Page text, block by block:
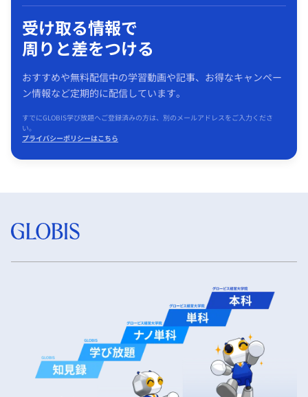
受け取る情報で
周りと差をつける
おすすめや無料配信中の学習動画や記事、お得なキャンペー
ン情報など定期的に配信しています。
すでにGLOBIS学び放題へご登録済みの方は、別のメールアドレスをご入力くださ
い。
プライバシーポリシーはこちら